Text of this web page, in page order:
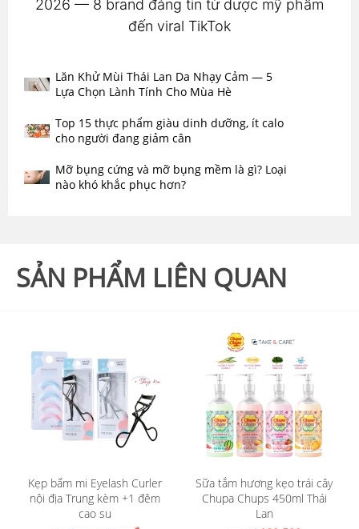
2026 — 8 brand đáng tin từ dược mỹ phẩm
đến viral TikTok
Lăn Khử Mùi Thái Lan Da Nhạy Cảm — 5
Lựa Chọn Lành Tính Cho Mùa Hè
Top 15 thực phẩm giàu dinh dưỡng, ít calo
cho người đang giảm cân
Mỡ bụng cứng và mỡ bụng mềm là gì? Loại
nào khó khắc phục hơn?
SẢN PHẨM LIÊN QUAN
Kẹp bấm mi Eyelash Curler
nội địa Trung kèm +1 đêm
cao su
Sữa tắm hương kẹo trái cây
Chupa Chups 450ml Thái
Lan